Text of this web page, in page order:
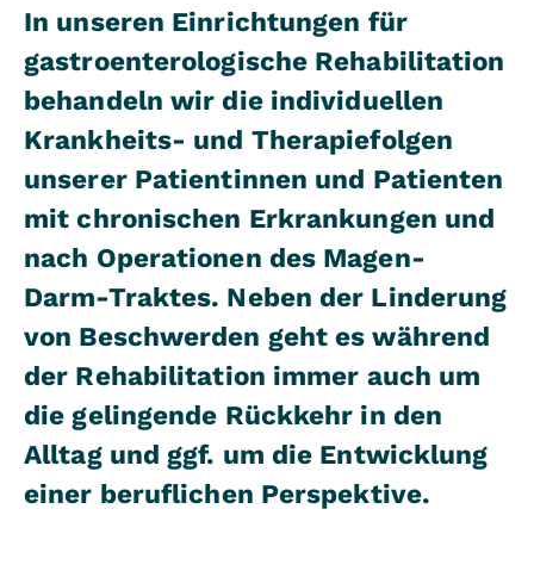
In unseren Einrichtungen für
gastroenterologische Rehabilitation
behandeln wir die individuellen
Krankheits- und Therapiefolgen
unserer Patientinnen und Patienten
mit chronischen Erkrankungen und
nach Operationen des Magen-
Darm-Traktes. Neben der Linderung
von Beschwerden geht es während
der Rehabilitation immer auch um
die gelingende Rückkehr in den
Alltag und ggf. um die Entwicklung
einer beruflichen Perspektive.